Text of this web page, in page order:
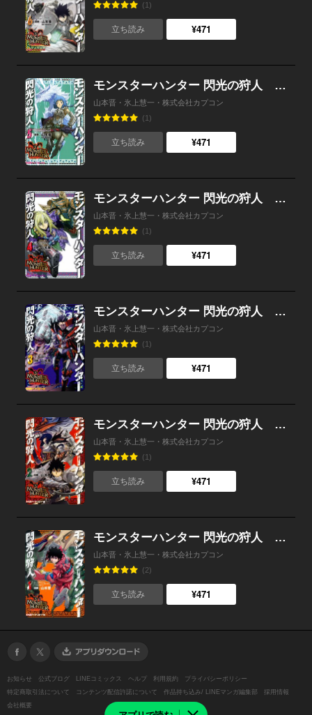
(1)
立ち読み ¥471
モンスターハンター 閃光の狩人 （5）
山本晋・氷上慧一・株式会社カプコン
(1)
立ち読み ¥471
モンスターハンター 閃光の狩人 （4）
山本晋・氷上慧一・株式会社カプコン
(1)
立ち読み ¥471
モンスターハンター 閃光の狩人 （3）
山本晋・氷上慧一・株式会社カプコン
(1)
立ち読み ¥471
モンスターハンター 閃光の狩人 （2）
山本晋・氷上慧一・株式会社カプコン
(1)
立ち読み ¥471
モンスターハンター 閃光の狩人 （1）
山本晋・氷上慧一・株式会社カプコン
(2)
立ち読み ¥471
お知らせ 公式ブログ LINEコミックス ヘルプ 利用規約
プライバシーポリシー
特定商取引法について
コンテンツ配信許諾について 作品持ち込み/ LINEマンガ編集部
採用情報
会社概要